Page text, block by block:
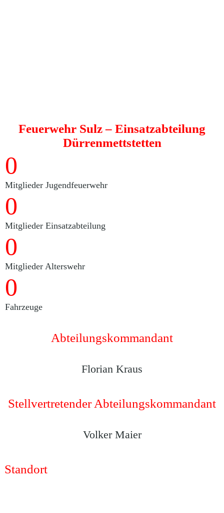
Feuerwehr Sulz– Einsatzabteilung
Dürrenmettstetten
0
Mitglieder Jugendfeuerwehr
0
Mitglieder Einsatzabteilung
0
Mitglieder Alterswehr
0
Fahrzeuge
Abteilungskommandant
Florian Kraus
Stellvertretender Abteilungskommandant
Volker Maier
Standort